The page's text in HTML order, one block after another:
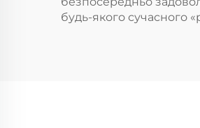
будь-якого сучасного